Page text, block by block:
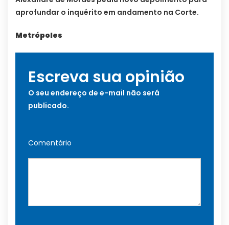
aprofundar o inquérito em andamento na Corte.
Metrópoles
Escreva sua opinião
O seu endereço de e-mail não será
publicado.
Comentário